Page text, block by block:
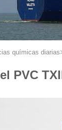
químicas diarias
PVC